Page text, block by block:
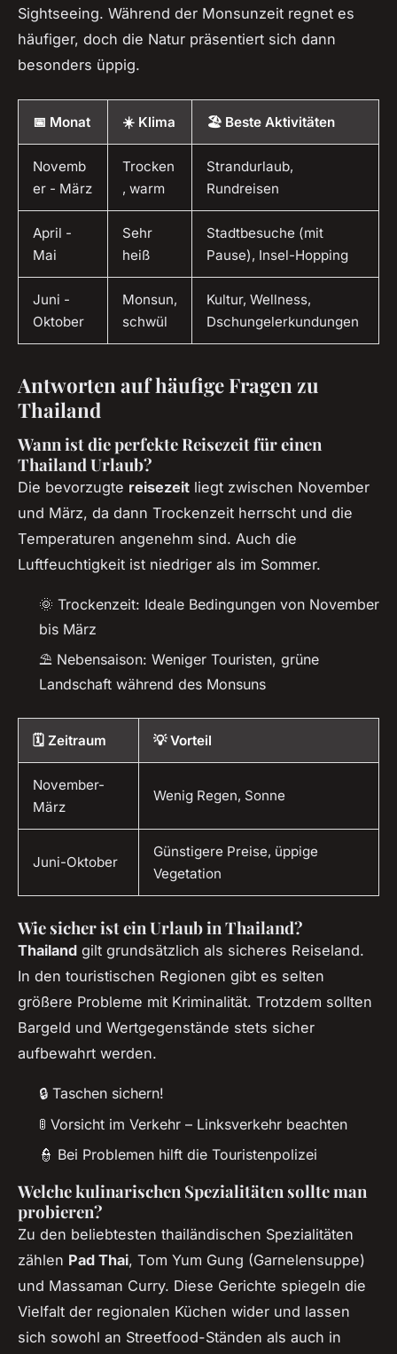
Sightseeing. Während der Monsunzeit regnet es
häufiger, doch die Natur präsentiert sich dann
besonders üppig.
📅 Monat ☀️ Klima 🏖️ Beste Aktivitäten
Novemb
er - März
Trocken
, warm
Strandurlaub,
Rundreisen
April -
Mai
Sehr
heiß
Stadtbesuche (mit
Pause), Insel-Hopping
Juni -
Oktober
Monsun,
schwül
Kultur, Wellness,
Dschungelerkundungen
Antworten auf häufige Fragen zu
Thailand
Wann ist die perfekte Reisezeit für einen
Thailand Urlaub?
Die bevorzugte reisezeit liegt zwischen November
und März, da dann Trockenzeit herrscht und die
Temperaturen angenehm sind. Auch die
Luftfeuchtigkeit ist niedriger als im Sommer.
🌞 Trockenzeit: Ideale Bedingungen von November
bis März
⛱️ Nebensaison: Weniger Touristen, grüne
Landschaft während des Monsuns
🗓️ Zeitraum 💡 Vorteil
November-
März
Wenig Regen, Sonne
Juni-Oktober
Günstigere Preise, üppige
Vegetation
Wie sicher ist ein Urlaub in Thailand?
Thailand gilt grundsätzlich als sicheres Reiseland.
In den touristischen Regionen gibt es selten
größere Probleme mit Kriminalität. Trotzdem sollten
Bargeld und Wertgegenstände stets sicher
aufbewahrt werden.
🔒 Taschen sichern!
🚦 Vorsicht im Verkehr – Linksverkehr beachten
👮 Bei Problemen hilft die Touristenpolizei
Welche kulinarischen Spezialitäten sollte man
probieren?
Zu den beliebtesten thailändischen Spezialitäten
zählen Pad Thai, Tom Yum Gung (Garnelensuppe)
und Massaman Curry. Diese Gerichte spiegeln die
Vielfalt der regionalen Küchen wider und lassen
sich sowohl an Streetfood-Ständen als auch in